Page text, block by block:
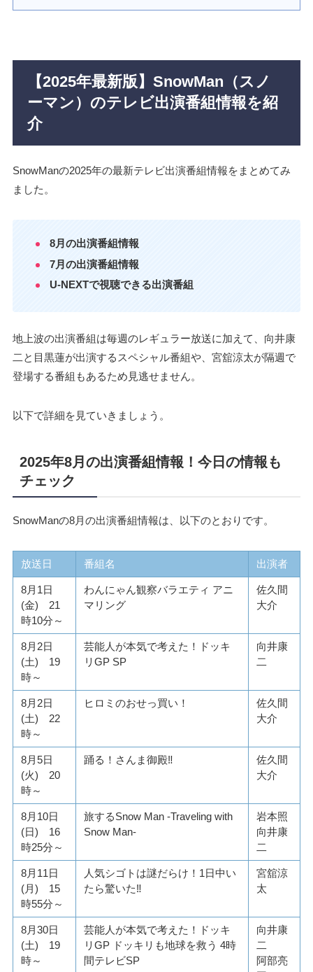
【2025年最新版】SnowMan（スノ
ーマン）のテレビ出演番組情報を紹
介
SnowManの2025年の最新テレビ出演番組情報をまとめてみ
ました。
8月の出演番組情報
7月の出演番組情報
U-NEXTで視聴できる出演番組
地上波の出演番組は毎週のレギュラー放送に加えて、向井康
二と目黒蓮が出演するスペシャル番組や、宮舘涼太が隔週で
登場する番組もあるため見逃せません。
以下で詳細を見ていきましょう。
2025年8月の出演番組情報！今日の情報も
チェック
SnowManの8月の出演番組情報は、以下のとおりです。
放送日 番組名 出演者
8月1日
(金) 21
時10分～
わんにゃん観察バラエティ アニ
マリング
佐久間
大介
8月2日
(土) 19
時～
芸能人が本気で考えた！ドッキ
リGP SP
向井康
二
8月2日
(土) 22
時～
ヒロミのおせっ買い！
佐久間
大介
8月5日
(火) 20
時～
踊る！さんま御殿‼
佐久間
大介
8月10日
(日) 16
時25分～
旅するSnow Man -Traveling with
Snow Man-
岩本照
向井康
二
8月11日
(月) 15
時55分～
人気シゴトは謎だらけ！1日中い
たら驚いた‼
宮舘涼
太
8月30日
(土) 19
時～
芸能人が本気で考えた！ドッキ
リGP ドッキリも地球を救う 4時
間テレビSP
向井康
二
阿部亮